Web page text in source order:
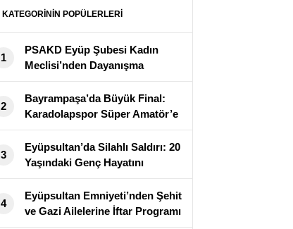
KATEGORİNİN POPÜLERLERİ
1
PSAKD Eyüp Şubesi Kadın
Meclisi’nden Dayanışma
Etkinliği: Abdallar Pazarı Açıldı
2
Bayrampaşa’da Büyük Final:
Karadolapspor Süper Amatör’e
Döndü
3
Eyüpsultan’da Silahlı Saldırı: 20
Yaşındaki Genç Hayatını
Kaybetti
4
Eyüpsultan Emniyeti’nden Şehit
ve Gazi Ailelerine İftar Programı